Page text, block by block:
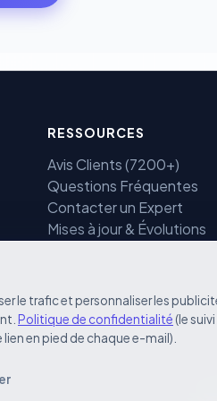
RESSOURCES
Avis Clients (7200+)
Questions Fréquentes
Contacter un Expert
Mises à jour & Évolutions
le trafic et personnaliser les
Politique de confidentialité (le
en pied de chaque e-mail).